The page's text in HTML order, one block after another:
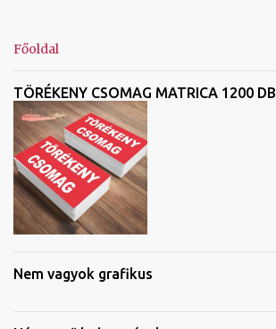
Főoldal
TÖRÉKENY CSOMAG MATRICA 1200 DB
Nem vagyok grafikus